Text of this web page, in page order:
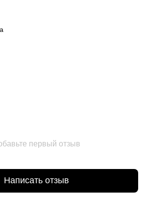
первый отзыв
Написать отзыв